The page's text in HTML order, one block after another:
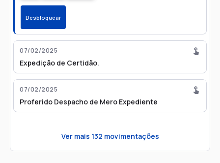
Desbloquear
07/02/2025
Expedição de Certidão.
07/02/2025
Proferido Despacho de Mero Expediente
Ver mais 132 movimentações